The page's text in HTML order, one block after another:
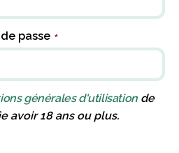
passe *
générales d'utilisationde
avoir 18 ans ou plus.